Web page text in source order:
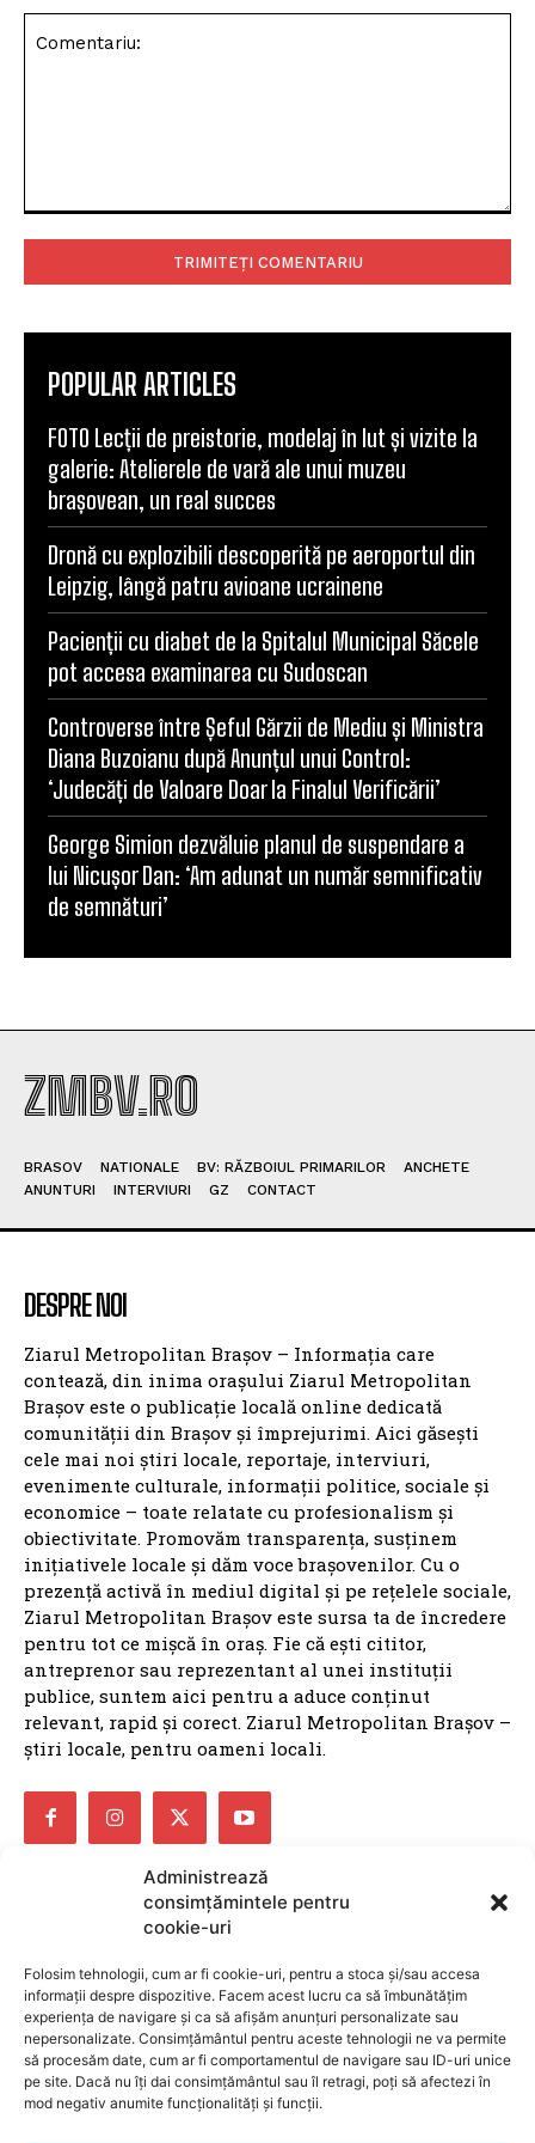
Administrează
consimțămintele pentru
cookie-uri
Folosim tehnologii, cum ar fi cookie-uri, pentru a stoca și/sau accesa
informații despre dispozitive. Facem acest lucru ca să îmbunătățim
experiența de navigare și ca să afișăm anunțuri personalizate sau
nepersonalizate. Consimțământul pentru aceste tehnologii ne va permite
să procesăm date, cum ar fi comportamentul de navigare sau ID-uri unice
pe site. Dacă nu îți dai consimțământul sau îl retragi, poți să afectezi în
mod negativ anumite funcționalități și funcții.
POPULAR ARTICLES
FOTO Lecții de preistorie, modelaj în lut și vizite la
galerie: Atelierele de vară ale unui muzeu
brașovean, un real succes
Dronă cu explozibili descoperită pe aeroportul din
Leipzig, lângă patru avioane ucrainene
Pacienții cu diabet de la Spitalul Municipal Săcele
pot accesa examinarea cu Sudoscan
Controverse între Șeful Gărzii de Mediu și Ministra
Diana Buzoianu după Anunțul unui Control:
‘Judecăți de Valoare Doar la Finalul Verificării’
George Simion dezvăluie planul de suspendare a
lui Nicușor Dan: ‘Am adunat un număr semnificativ
de semnături’
ZMBV.RO
BRASOV NATIONALE BV: RĂZBOIUL PRIMARILOR
ANCHETE
ANUNTURI
INTERVIURI GZ CONTACT
DESPRE NOI
Ziarul Metropolitan Brașov – Informația care
contează, din inima orașului Ziarul Metropolitan
Brașov este o publicație locală online dedicată
comunității din Brașov și împrejurimi. Aici găsești
cele mai noi știri locale, reportaje, interviuri,
evenimente culturale, informații politice, sociale și
economice – toate relatate cu profesionalism și
obiectivitate. Promovăm transparența, susținem
inițiativele locale și dăm voce brașovenilor. Cu o
prezență activă în mediul digital și pe rețelele sociale,
Ziarul Metropolitan Brașov este sursa ta de încredere
pentru tot ce mișcă în oraș. Fie că ești cititor,
antreprenor sau reprezentant al unei instituții
publice, suntem aici pentru a aduce conținut
relevant, rapid și corect. Ziarul Metropolitan Brașov –
știri locale, pentru oameni locali.
FOTO Lecții de preistorie, modelaj în lut și vizite la
galerie: Atelierele de vară ale unui muzeu
brașovean, un real succes
BRASOV 6 august 2026
Dronă cu explozibili descoperită pe aeroportul din